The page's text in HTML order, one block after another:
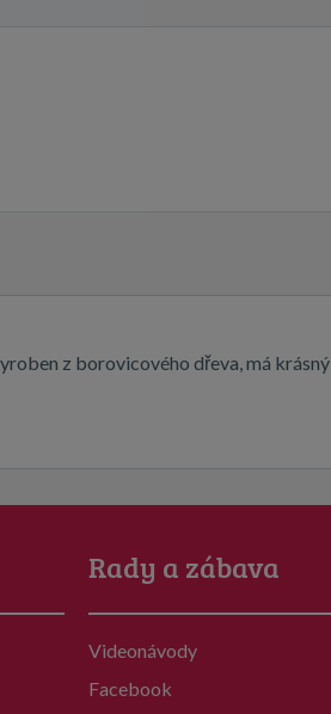
z borovicového dřeva, má krásný
Rady a zábava
Videonávody
Facebook